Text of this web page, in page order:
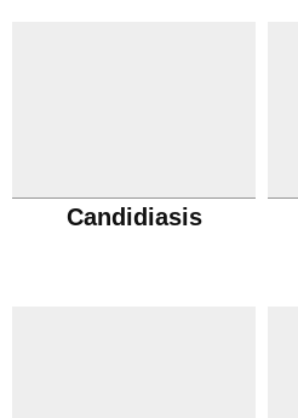
Candidiasis